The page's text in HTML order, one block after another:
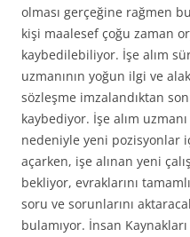
olması gerçeğine rağmen
kişi maalesef çoğu zaman
kaybedilebiliyor. İşe alım
uzmanının yoğun ilgi ve
sözleşme imzalandıktan
kaybediyor. İşe alım
nedeniyle yeni pozisyonlar
açarken, işe alınan yeni
bekliyor, evraklarını
soru ve sorunlarını
bulamıyor. İnsan